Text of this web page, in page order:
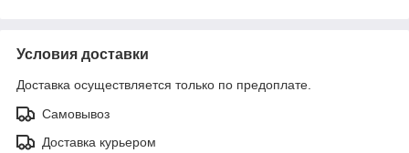
Условия доставки
Доставка осуществляется только по предоплате.
Самовывоз
Доставка курьером